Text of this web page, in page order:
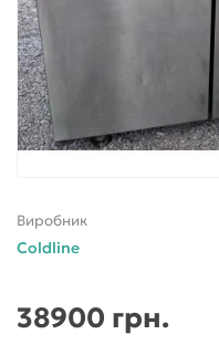
Виробник
Coldline
38900 грн.